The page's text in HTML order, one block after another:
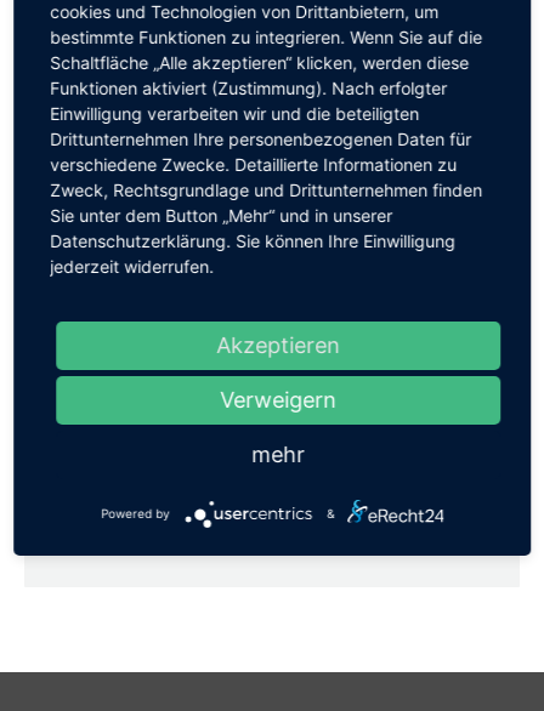
20 Jahre iTF-Systemhaus: Ein
Jubiläumsabend voller
Highlights
23. Juli 2026
Ein besonderes
Jubiläumsgeschenk von AGFEO
22. Juli 2026
Diakonie bei iTF-Systemhaus in
Burgkirchen
21. Juli 2026
Auszeichnung für das ITF-Systemhaus –
Best Practice Award im Bereich
Nachhaltigkeit
cookies und Technologien von Drittanbietern, um
bestimmte Funktionen zu integrieren. Wenn Sie auf die
Schaltfläche „Alle akzeptieren“ klicken, werden diese
Funktionen aktiviert (Zustimmung). Nach erfolgter
Einwilligung verarbeiten wir und die beteiligten
Drittunternehmen Ihre personenbezogenen Daten für
verschiedene Zwecke. Detaillierte Informationen zu
Zweck, Rechtsgrundlage und Drittunternehmen finden
Sie unter dem Button „Mehr“ und in unserer
Datenschutzerklärung. Sie können Ihre Einwilligung
jederzeit widerrufen.
Akzeptieren
Verweigern
mehr
Powered by &